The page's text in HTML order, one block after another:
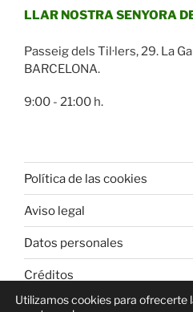
LLAR NOSTRA SENYORA
Passeig dels Til·lers, 29. La
BARCELONA.
9:00 - 21:00 h.
Política de las cookies
Aviso legal
Datos personales
Créditos
Utilizamos cookies para ofrecerte